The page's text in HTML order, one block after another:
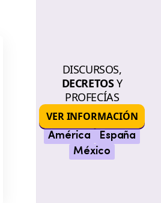
DISCURSOS,
DECRETOSY
PROFECÍAS
VER INFORMACIÓN
América
España
México